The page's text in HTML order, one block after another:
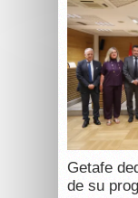
Getafe
de su